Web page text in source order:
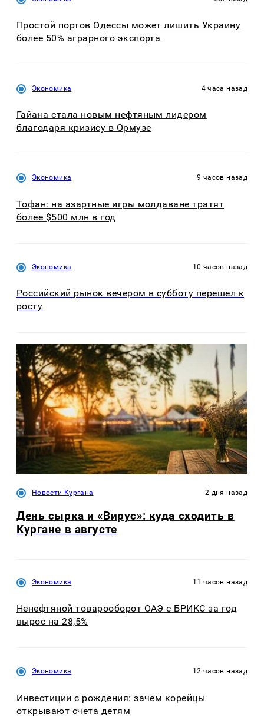
Простой портов Одессы может лишить Украину
более 50% аграрного экспорта
Экономика 4 часа назад
Гайана стала новым нефтяным лидером
благодаря кризису в Ормузе
Экономика 9 часов назад
Тофан: на азартные игры молдаване тратят
более $500 млн в год
Экономика 10 часов назад
Российский рынок вечером в субботу перешел к
росту
Новости Кургана 2 дня назад
День сырка и «Вирус»: куда сходить в
Кургане в августе
Экономика 11 часов назад
Ненефтяной товарооборот ОАЭ с БРИКС за год
вырос на 28,5%
Экономика 12 часов назад
Инвестиции с рождения: зачем корейцы
открывают счета детям